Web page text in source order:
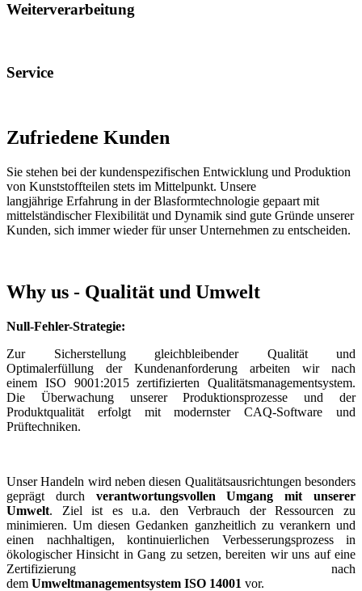
Weiterverarbeitung
Service
Zufriedene Kunden
Sie stehen bei der kundenspezifischen Entwicklung und Produktion
von Kunststoffteilen stets im Mittelpunkt. Unsere
langjährige Erfahrung in der Blasformtechnologie gepaart mit
mittelständischer Flexibilität und Dynamik sind gute Gründe unserer
Kunden, sich immer wieder für unser Unternehmen zu entscheiden.
Why us - Qualität und Umwelt
Null-Fehler-Strategie:
Zur Sicherstellung gleichbleibender Qualität und
Optimalerfüllung der Kundenanforderung arbeiten wir nach
einem ISO 9001:2015 zertifizierten Qualitätsmanagementsystem.
Die Überwachung unserer Produktionsprozesse und der
Produktqualität erfolgt mit modernster CAQ-Software und
Prüftechniken.
Unser Handeln wird neben diesen Qualitätsausrichtungen besonders
geprägt durch verantwortungsvollen Umgang mit unserer
Umwelt. Ziel ist es u.a. den Verbrauch der Ressourcen zu
minimieren. Um diesen Gedanken ganzheitlich zu verankern und
einen nachhaltigen, kontinuierlichen Verbesserungsprozess in
ökologischer Hinsicht in Gang zu setzen, bereiten wir uns auf eine
Zertifizierung nach
dem Umweltmanagementsystem ISO 14001 vor.